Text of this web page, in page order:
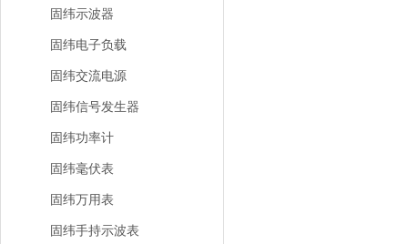
固纬示波器
固纬电子负载
固纬交流电源
固纬信号发生器
固纬功率计
固纬毫伏表
固纬万用表
固纬手持示波表